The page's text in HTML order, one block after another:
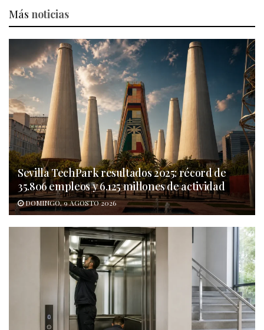
Más noticias
Sevilla TechPark resultados 2025: récord de
35.806 empleos y 6.125 millones de actividad
DOMINGO, 9 AGOSTO 2026